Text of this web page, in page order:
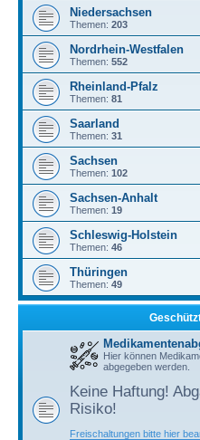
Niedersachsen
Themen: 203
Nordrhein-Westfalen
Themen: 552
Rheinland-Pfalz
Themen: 81
Saarland
Themen: 31
Sachsen
Themen: 102
Sachsen-Anhalt
Themen: 19
Schleswig-Holstein
Themen: 46
Thüringen
Themen: 49
Hier können
abgegeben werden.
Keine Haftung!
Risiko!
Freischaltungen bitte hier